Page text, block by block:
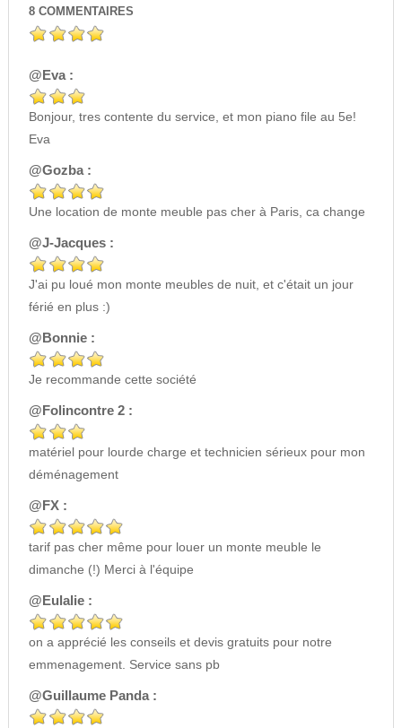
8 COMMENTAIRES
@Eva :
Bonjour, tres contente du service, et mon piano file au 5e!
Eva
@Gozba :
Une location de monte meuble pas cher à Paris, ca change
@J-Jacques :
J'ai pu loué mon monte meubles de nuit, et c'était un jour
férié en plus :)
@Bonnie :
Je recommande cette société
@Folincontre 2 :
matériel pour lourde charge et technicien sérieux pour mon
déménagement
@FX :
tarif pas cher même pour louer un monte meuble le
dimanche (!) Merci à l'équipe
@Eulalie :
on a apprécié les conseils et devis gratuits pour notre
emmenagement. Service sans pb
@Guillaume Panda :